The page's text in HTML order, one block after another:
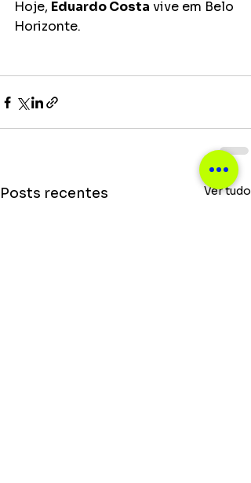
Hoje, Eduardo Costa vive em Belo
Horizonte.
Posts recentes Ver tudo